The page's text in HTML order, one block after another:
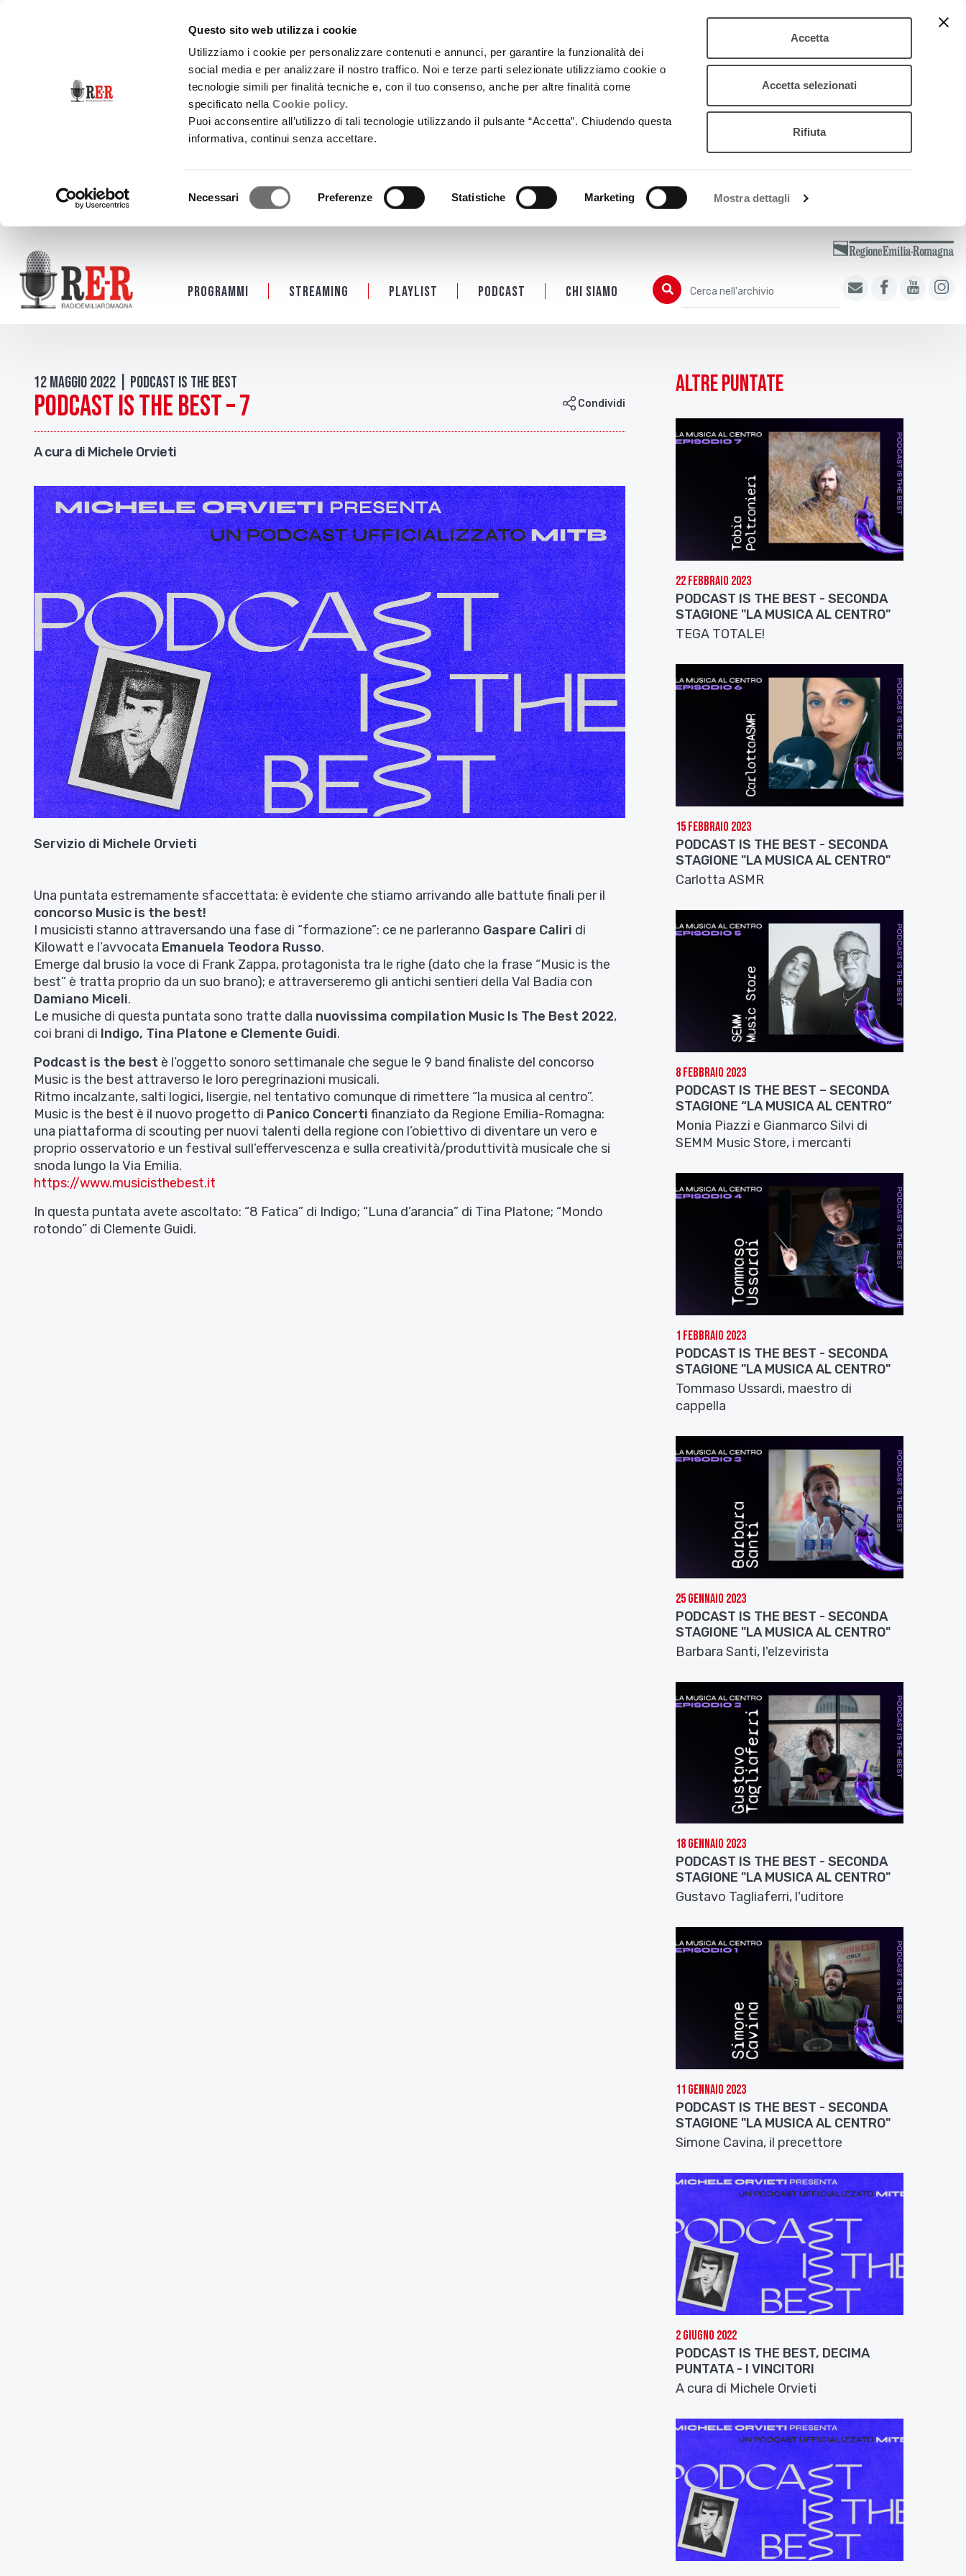
Questo sito web utilizza i cookie
Utilizziamo i cookie per personalizzare contenuti e annunci, per garantire la funzionalità dei
social media e per analizzare il nostro traffico. Noi e terze parti selezionate utilizziamo cookie o
tecnologie simili per finalità tecniche e, con il tuo consenso, anche per altre finalità come
specificato nellaCookie policy.
Puoi acconsentire all’utilizzo di tali tecnologie utilizzando il pulsante “Accetta”. Chiudendo questa
informativa, continui senza accettare.
Necessari Preferenze Statistiche Marketing Mostra dettagli
Accetta
Accetta selezionati
Rifiuta
Programmi Streaming Playlist PODCAST Chi siamo Cerca
Cerca nell'archivio
12 Maggio 2022 | Podcast is the best
PODCAST IS THE BEST – 7 Condividi
A cura di Michele Orvieti
Servizio di Michele Orvieti
Una puntata estremamente sfaccettata: è evidente che stiamo arrivando alle battute finali per il
concorso Music is the best!
I musicisti stanno attraversando una fase di “formazione”: ce ne parleranno Gaspare Caliri di
Kilowatt e l’avvocata Emanuela Teodora Russo.
Emerge dal brusio la voce di Frank Zappa, protagonista tra le righe (dato che la frase “Music is the
best” è tratta proprio da un suo brano); e attraverseremo gli antichi sentieri della Val Badia con
Damiano Miceli.
Le musiche di questa puntata sono tratte dalla nuovissima compilation Music Is The Best 2022,
coi brani di Indigo, Tina Platone e Clemente Guidi.
Podcast is the best è l’oggetto sonoro settimanale che segue le 9 band finaliste del concorso
Music is the best attraverso le loro peregrinazioni musicali.
Ritmo incalzante, salti logici, lisergie, nel tentativo comunque di rimettere “la musica al centro”.
Music is the best è il nuovo progetto di Panico Concerti finanziato da Regione Emilia-Romagna:
una piattaforma di scouting per nuovi talenti della regione con l’obiettivo di diventare un vero e
proprio osservatorio e un festival sull’effervescenza e sulla creatività/produttività musicale che si
snoda lungo la Via Emilia.
https://www.musicisthebest.it
In questa puntata avete ascoltato: “8 Fatica” di Indigo; “Luna d’arancia” di Tina Platone; “Mondo
rotondo” di Clemente Guidi.
Altre puntate
22 Febbraio 2023
PODCAST IS THE BEST - SECONDA
STAGIONE "LA MUSICA AL CENTRO"
TEGA TOTALE!
15 Febbraio 2023
PODCAST IS THE BEST - SECONDA
STAGIONE "LA MUSICA AL CENTRO"
Carlotta ASMR
8 Febbraio 2023
PODCAST IS THE BEST – SECONDA
STAGIONE “LA MUSICA AL CENTRO”
Monia Piazzi e Gianmarco Silvi di
SEMM Music Store, i mercanti
1 Febbraio 2023
PODCAST IS THE BEST - SECONDA
STAGIONE "LA MUSICA AL CENTRO"
Tommaso Ussardi, maestro di
cappella
25 Gennaio 2023
PODCAST IS THE BEST - SECONDA
STAGIONE "LA MUSICA AL CENTRO"
Barbara Santi, l'elzevirista
18 Gennaio 2023
PODCAST IS THE BEST - SECONDA
STAGIONE "LA MUSICA AL CENTRO"
Gustavo Tagliaferri, l'uditore
11 Gennaio 2023
PODCAST IS THE BEST - SECONDA
STAGIONE "LA MUSICA AL CENTRO"
Simone Cavina, il precettore
2 Giugno 2022
PODCAST IS THE BEST, DECIMA
PUNTATA - I VINCITORI
A cura di Michele Orvieti